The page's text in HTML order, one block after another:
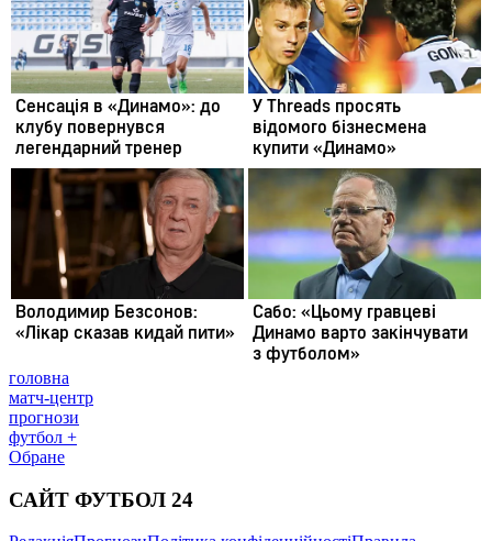
головна
матч-центр
прогнози
футбол +
Обране
САЙТ ФУТБОЛ 24